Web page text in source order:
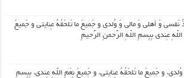
نَفسی وَ أهلی وَ مالی وَ وُلدی و جَمیعَ ما تَلحَقُهُ عِنایتی و جَمیعَ
عِندی بِبِسمِ اللّهِ الرَّحمنِ الرَّحیمِ
و جَمیعَ ما تَلحَقُهُ عِنایتی، و جَمیعَ نِعَمِ اللّهِ عِندی، بِبِسمِ